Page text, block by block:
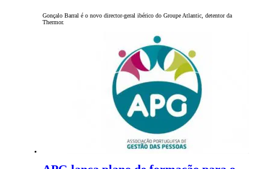
Gonçalo Barral é o novo director-geral ibérico do Groupe Atlantic, detentor da
Thermor.